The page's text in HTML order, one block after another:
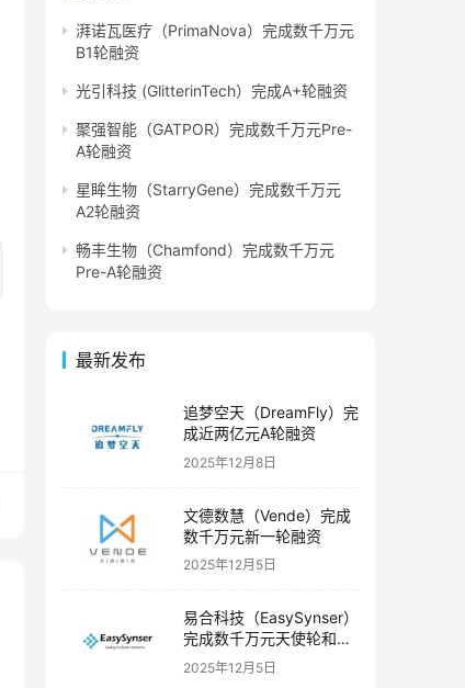
湃诺瓦医疗（PrimaNova）完成数千万元
B1轮融资
光引科技 (GlitterinTech）完成A+轮融资
聚强智能（GATPOR）完成数千万元Pre-
A轮融资
星眸生物（StarryGene）完成数千万元
A2轮融资
畅丰生物（Chamfond）完成数千万元
Pre-A轮融资
最新发布
追梦空天（DreamFly）完
成近两亿元A轮融资
2025年12月8日
文德数慧（Vende）完成
数千万元新一轮融资
2025年12月5日
易合科技（EasySynser）
完成数千万元天使轮和天
使+轮融资
2025年12月5日